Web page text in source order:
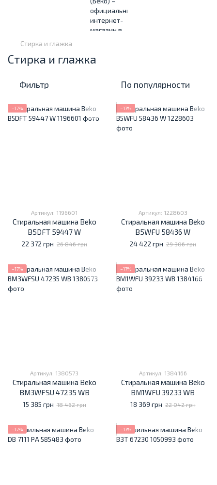
Стирка и глажка
Стирка и глажка
Фильтр По популярности
−17%
Артикул: 1196601
Стиральная машина Beko
B5DFT 59447 W
22 372 грн 26 846 грн
−17%
Артикул: 1228603
Стиральная машина Beko
B5WFU 58436 W
24 422 грн 29 306 грн
−17%
Артикул: 1380573
Стиральная машина Beko
BM3WFSU 47235 WB
15 385 грн 18 462 грн
−17%
Артикул: 1384166
Стиральная машина Beko
BM1WFU 39233 WB
18 369 грн 22 042 грн
−17% −17%